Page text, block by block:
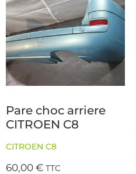
Pare choc arriere
CITROEN C8
CITROEN C8
60,00€ TTC